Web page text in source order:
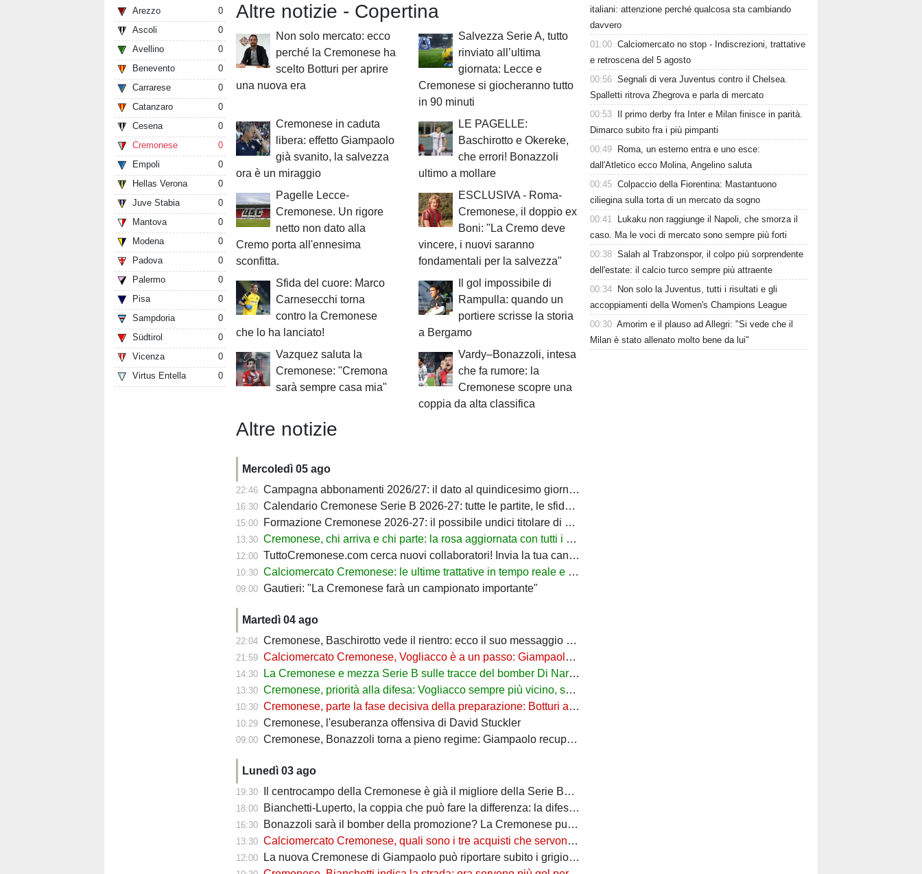
Arezzo
0
Ascoli
0
Avellino
0
Benevento
0
Carrarese
0
Catanzaro
0
Cesena
0
Cremonese
0
Empoli
0
Hellas Verona
0
Juve Stabia
0
Mantova
0
Modena
0
Padova
0
Palermo
0
Pisa
0
Sampdoria
0
Südtirol
0
Vicenza
0
Virtus Entella
0
Altre notizie - Copertina
Non solo mercato: ecco
perché la Cremonese ha
scelto Botturi per aprire
una nuova era
Salvezza Serie A, tutto
rinviato all’ultima
giornata: Lecce e
Cremonese si giocheranno tutto
in 90 minuti
Cremonese in caduta
libera: effetto Giampaolo
già svanito, la salvezza
ora è un miraggio
LE PAGELLE:
Baschirotto e Okereke,
che errori! Bonazzoli
ultimo a mollare
Pagelle Lecce-
Cremonese. Un rigore
netto non dato alla
Cremo porta all'ennesima
sconfitta.
ESCLUSIVA - Roma-
Cremonese, il doppio ex
Boni: "La Cremo deve
vincere, i nuovi saranno
fondamentali per la salvezza"
Sfida del cuore: Marco
Carnesecchi torna
contro la Cremonese
che lo ha lanciato!
Il gol impossibile di
Rampulla: quando un
portiere scrisse la storia
a Bergamo
Vazquez saluta la
Cremonese: "Cremona
sarà sempre casa mia"
Vardy–Bonazzoli, intesa
che fa rumore: la
Cremonese scopre una
coppia da alta classifica
Altre notizie
Mercoledì 05 ago
22:46 Campagna abbonamenti 2026/27: il dato al quindicesimo giorno di prelazione
16:30 Calendario Cremonese Serie B 2026-27: tutte le partite, le sfide decisive e il percorso verso la Serie A
15:00 Formazione Cremonese 2026-27: il possibile undici titolare di Marco Giampaolo
13:30 Cremonese, chi arriva e chi parte: la rosa aggiornata con tutti i movimenti ufficiali
12:00 TuttoCremonese.com cerca nuovi collaboratori! Invia la tua candidatura!
10:30 Calciomercato Cremonese: le ultime trattative in tempo reale e tutti gli obiettivi di Botturi
09:00 Gautieri: "La Cremonese farà un campionato importante"
Martedì 04 ago
22:04 Cremonese, Baschirotto vede il rientro: ecco il suo messaggio social
21:59 Calciomercato Cremonese, Vogliacco è a un passo: Giampaolo aspetta il rinforzo per la fascia destra
14:30 La Cremonese e mezza Serie B sulle tracce del bomber Di Nardo
13:30 Cremonese, priorità alla difesa: Vogliacco sempre più vicino, spunta il nome di Giorgini
10:30 Cremonese, parte la fase decisiva della preparazione: Botturi accelera sul mercato, ma senza fretta
10:29 Cremonese, l'esuberanza offensiva di David Stuckler
09:00 Cremonese, Bonazzoli torna a pieno regime: Giampaolo recupera il suo bomber, resta l'emergenza in infermeria
Lunedì 03 ago
19:30 Il centrocampo della Cremonese è già il migliore della Serie B? Giampaolo può sorridere
18:00 Bianchetti-Luperto, la coppia che può fare la differenza: la difesa della Cremonese è già una garanzia?
16:30 Bonazzoli sarà il bomber della promozione? La Cremonese punta su di lui per tornare in Serie A
13:30 Calciomercato Cremonese, quali sono i tre acquisti che servono per completare la rosa?
12:00 La nuova Cremonese di Giampaolo può riportare subito i grigiorossi in Serie A? Ecco perché i segnali sono incoraggianti
italiani: attenzione perché qualcosa sta cambiando
davvero
01:00 Calciomercato no stop - Indiscrezioni, trattative
e retroscena del 5 agosto
00:56 Segnali di vera Juventus contro il Chelsea.
Spalletti ritrova Zhegrova e parla di mercato
00:53
Il primo derby fra Inter e Milan finisce in parità.
Dimarco subito fra i più pimpanti
00:49
Roma, un esterno entra e uno esce:
dall'Atletico ecco Molina, Angelino saluta
00:45 Colpaccio della Fiorentina: Mastantuono
ciliegina sulla torta di un mercato da sogno
00:41
Lukaku non raggiunge il Napoli, che smorza il
caso. Ma le voci di mercato sono sempre più forti
00:38 Salah al Trabzonspor, il colpo più sorprendente
dell'estate: il calcio turco sempre più attraente
00:34
Non solo la Juventus, tutti i risultati e gli
accoppiamenti della Women's Champions League
00:30 Amorim e il plauso ad Allegri: "Si vede che il
Milan è stato allenato molto bene da lui"